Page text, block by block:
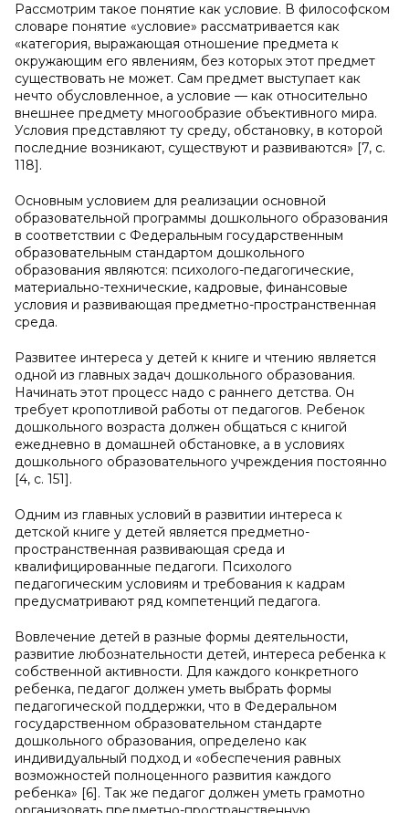
Рассмотрим такое понятие как условие. В философском
словаре понятие «условие» рассматривается как
«категория, выражающая отношение предмета к
окружающим его явлениям, без которых этот предмет
существовать не может. Сам предмет выступает как
нечто обусловленное, а условие — как относительно
внешнее предмету многообразие объективного мира.
Условия представляют ту среду, обстановку, в которой
последние возникают, существуют и развиваются» [7, с.
118].
Основным условием для реализации основной
образовательной программы дошкольного образования
в соответствии с Федеральным государственным
образовательным стандартом дошкольного
образования являются: психолого-педагогические,
материально-технические, кадровые, финансовые
условия и развивающая предметно-пространственная
среда.
Развитее интереса у детей к книге и чтению является
одной из главных задач дошкольного образования.
Начинать этот процесс надо с раннего детства. Он
требует кропотливой работы от педагогов. Ребенок
дошкольного возраста должен общаться с книгой
ежедневно в домашней обстановке, а в условиях
дошкольного образовательного учреждения постоянно
[4, c. 151].
Одним из главных условий в развитии интереса к
детской книге у детей является предметно-
пространственная развивающая среда и
квалифицированные педагоги. Психолого
педагогическим условиям и требования к кадрам
предусматривают ряд компетенций педагога.
Вовлечение детей в разные формы деятельности,
развитие любознательности детей, интереса ребенка к
собственной активности. Для каждого конкретного
ребенка, педагог должен уметь выбрать формы
педагогической поддержки, что в Федеральном
государственном образовательном стандарте
дошкольного образования, определено как
индивидуальный подход и «обеспечения равных
возможностей полноценного развития каждого
ребенка» [6]. Так же педагог должен уметь грамотно